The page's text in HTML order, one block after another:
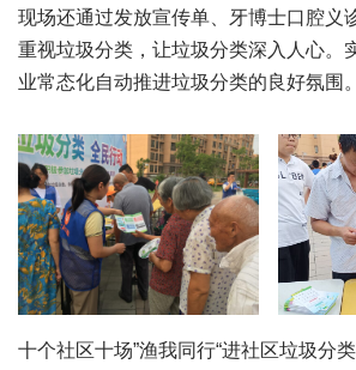
现场还通过发放宣传单、牙博士口腔义
重视垃圾分类，让垃圾分类深入人心。
业常态化自动推进垃圾分类的良好氛围。
十个社区十场”渔我同行“进社区垃圾分